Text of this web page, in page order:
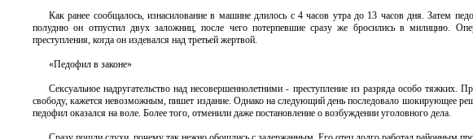
Как ранее сообщалось, изнасилование в машине длилось с 4 часов утра до 13 часов дня. Затем
полудню он отпустил двух заложниц, после чего потерпевшие сразу же бросились в милицию.
преступления, когда он издевался над третьей жертвой.
«Педофил в законе»
Сексуальное надругательство над несовершеннолетними - преступление из разряда особо тяжких.
свободу, кажется невозможным, пишет издание. Однако на следующий день последовало шокирующее
педофил оказался на воле. Более того, отменили даже постановление о возбуждении уголовного дела.